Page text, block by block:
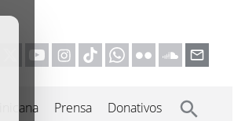
Prensa Donativos